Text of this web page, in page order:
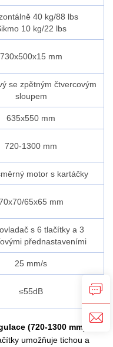
40 kg/88 lbs
10 kg/22 lbs
730x500x15 mm
se zpětným čtvercovým
sloupem
635x550 mm
720-1300 mm
motor s kartáčky
65x65 mm
s 6 tlačítky a 3
přednastaveními
25 mm/s
≤55dB
(720-1300 mm)
umožňuje tichou a